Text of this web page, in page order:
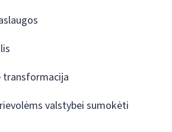
transformacija
valstybei sumokėti